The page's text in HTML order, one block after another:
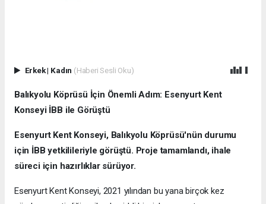
Erkek| Kadın (Haberi Sesli Oku)
Balıkyolu Köprüsü İçin Önemli Adım: Esenyurt Kent
Konseyi İBB ile Görüştü
Esenyurt Kent Konseyi, Balıkyolu Köprüsü'nün durumu
için İBB yetkilileriyle görüştü. Proje tamamlandı, ihale
süreci için hazırlıklar sürüyor.
Esenyurt Kent Konseyi, 2021 yılından bu yana birçok kez